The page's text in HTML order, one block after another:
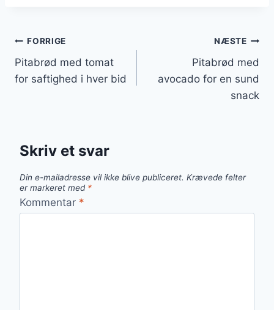
Indlægsnavigation
FORRIGE
Pitabrød med tomat
for saftighed i hver bid
NÆSTE
Pitabrød med
avocado for en sund
snack
Skriv et svar
Din e-mailadresse vil ikke blive publiceret. Krævede felter
er markeret med *
Kommentar *